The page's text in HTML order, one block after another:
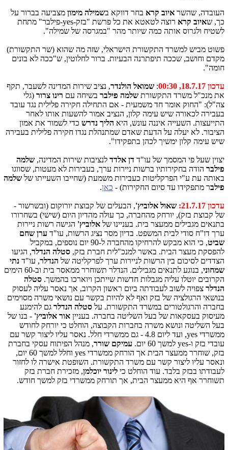
העובדה, שהשר איוב קרא בחר דווקא בשמילה מימון מצביעה בברור על
כך, שאיוב קרא
רוצה לטאטא את כל פרשת "בזק-yes-פילבר" מתחת
לשטיח ולגרוס אותה כמה שיותר מהר "במגרסה של שמילה".
פשוט מביש למשרד התקשורת הישראלי, שזה מה שהוא (שר התקשורת)
מקדם וחושב, שככה תיפתרנה הבעיות. ברור לחלוטין, ש"ככה לא בונים
חומה".
עדכון 18.7.17, 00:30 : שמואל הולנדר, נציב שירות המדינה לשעבר, תקף
את מנכ"ל משרד התקשורת שלמה פילבר בשיחה עם רינו צרור (גלי
צה"ל): "החוק אומר חד משמעית - אם התחילה חקירה פלילית נגד עובד
בעבירה לכאורה שיש עימה קלון, הנציב אמור להשעות אותו לאחר
התייעצות. השעייה איננה עונש, היא הליך נדרש כדי לשמור את אמון
הציבור. לא יעלה על הדעת שאדם שמתנהלת נגדו חקירה פלילית בעבירה
שיש עימה קלון ימשיך לכהן בתפקידו".
יצוין שעל פי המסמך של עו"ד דן אלדד לנציבות שירות המדינה, שלמה
פילבר הודה בחקירותיו ברשות ניירות ערך, בעבירות לא מעטות, שסווגו
באותה עת ע"י הפרקליטות כעבירות משמעת (שחייבו השעייתו של שלמה
פילבר מתפקידו עד סיום החקירות) - כאן.
עדכון 21.7.17: שאול אלוביץ', הבעלים של קבוצת יורוקום (ובשרשור -
של קבוצת בזק), יורחק מהחברה, כך עולה מהדיון היום (שישי) בשחרורו
בתנאים מגבילים ממעצר בית. בעניינו של אלוביץ' הגישה רשות ניירות
ערך דו"ח סודי לבית המשפט. בדיון מסר נציג הרשות, עו"ד ערן שחם
שביט
, כי הוא מבקש להרחיקו מהחברה ל-90 יום נוספים, במקביל
להפסקת מעצר הבית. באשר למנכ"לית חברת בזק, סטלה הנדלר, הגיעו
הצדדים לסיכום בין הרשות לניירות ערך לפרקליטה של הנדלר, עו"ד נתי
שמחוני
, בנוגע לתנאים מגבילים. הנדלר תשוחרר ממאסר בית וב-60 הימים
הקרובים יוטלו עליה מגבלות חדשות שייתכן ויוארכו בהמשך. סטלה
הנדלר צפויה לשוב לעבודתה ביום ראשון הקרוב, אך נאסר עליה לעסוק
בנושאי הרגולציה של בזק ואף לא להיות בקשר עם נושאי משרה מסוימים
בחברה והרגולטורים במשרד התקשורת. על סטלה הנדלר גם להימנע
מעיסוק בעסקאות של בעל השליטה בחברה. בעניין אור אלוביץ' - בנו של
בעל השליטה ונושא משרה בחברות הקבוצה, הוחלט כי יורחק לחודש
ממשרדי yes, ועד ליום 4.8 - גם ממשרדי חלל. נאסר עליו ליצור קשר עם
עובדי בזק ו-yes למשך 60 יום.
עמיקם שורר, מנהל הפיתוח עסקי בחברת
בזק, שוחרר ממעצר הבית אך הורחק ממשרדי yes וחלל למשך 60 יום,
ונאסר עליו ליצור קשר עם משרד התקשורת. השופטת אישרה לו לחזור
לעבודתו בבזק בלבד. עוד הוחלט כי לינור יוכלמן, מזכירת חברת בזק
תשוחרר אף היא ממעצר הבית, אך תורחק ממשרדי בזק למשך חודש.